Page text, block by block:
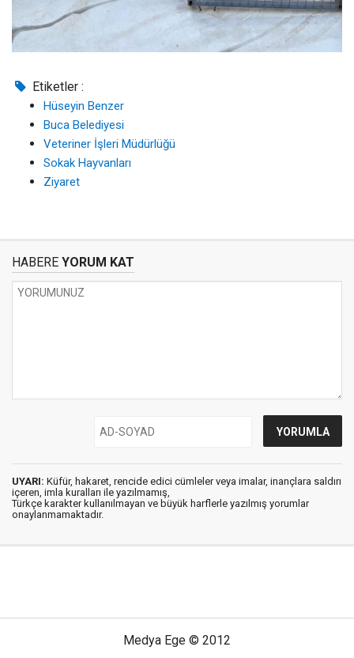
Etiketler :
Hüseyin Benzer
Buca Belediyesi
Veteriner İşleri Müdürlüğü
Sokak Hayvanları
Ziyaret
HABERE YORUM KAT
UYARI: Küfür, hakaret, rencide edici cümleler veya imalar, inançlara saldırı
içeren, imla kuralları ile yazılmamış,
Türkçe karakter kullanılmayan ve büyük harflerle yazılmış yorumlar
onaylanmamaktadır.
Medya Ege © 2012